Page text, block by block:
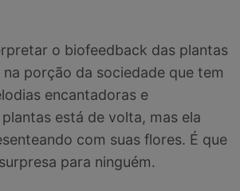
o biofeedback das plantas
porção da sociedade que tem
encantadoras e
está de volta, mas ela
com suas flores. É que
para ninguém.